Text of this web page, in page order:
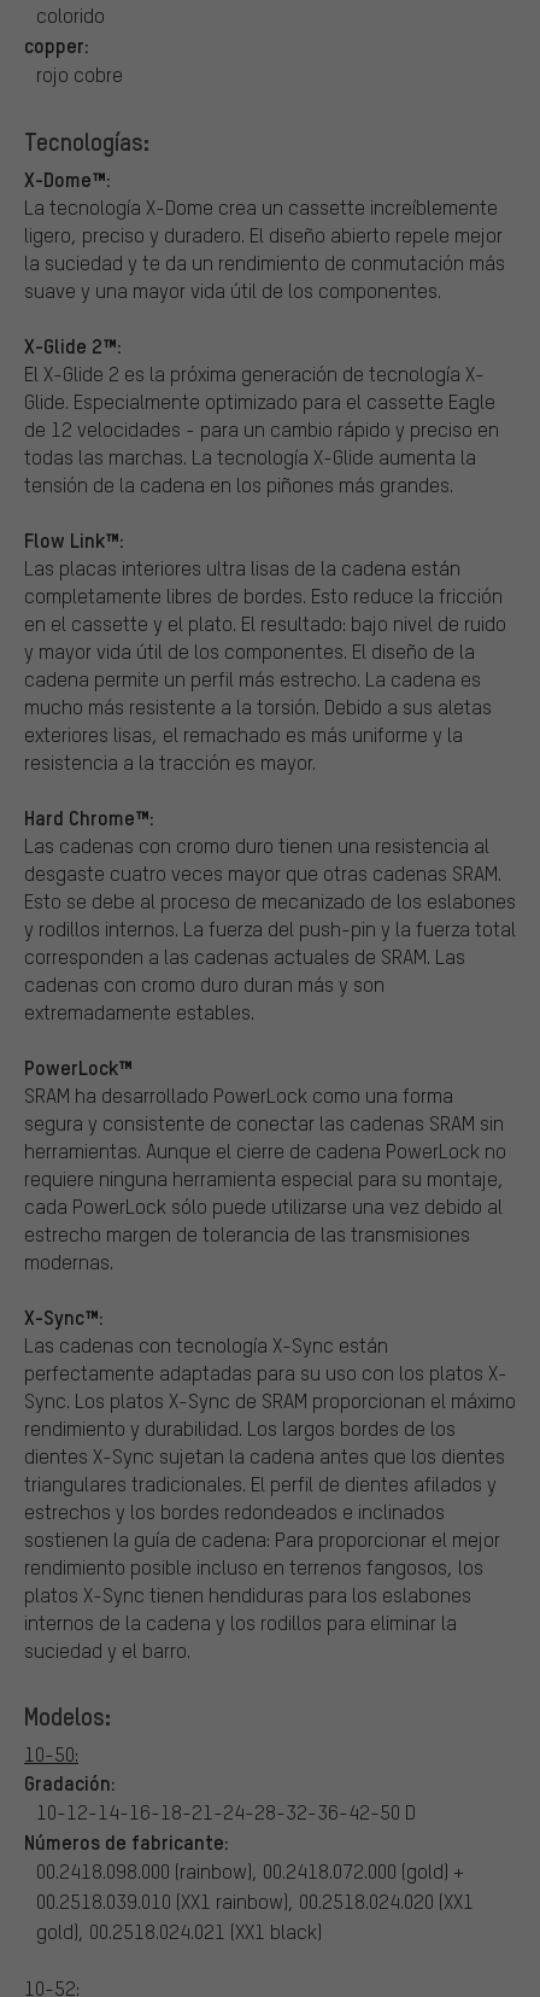
colorido
copper:
rojo cobre
Tecnologías:
X-Dome™:
La tecnología X-Dome crea un cassette increíblemente
ligero, preciso y duradero. El diseño abierto repele mejor
la suciedad y te da un rendimiento de conmutación más
suave y una mayor vida útil de los componentes.
X-Glide 2™:
El X-Glide 2 es la próxima generación de tecnología X-
Glide. Especialmente optimizado para el cassette Eagle
de 12 velocidades - para un cambio rápido y preciso en
todas las marchas. La tecnología X-Glide aumenta la
tensión de la cadena en los piñones más grandes.
Flow Link™:
Las placas interiores ultra lisas de la cadena están
completamente libres de bordes. Esto reduce la fricción
en el cassette y el plato. El resultado: bajo nivel de ruido
y mayor vida útil de los componentes. El diseño de la
cadena permite un perfil más estrecho. La cadena es
mucho más resistente a la torsión. Debido a sus aletas
exteriores lisas, el remachado es más uniforme y la
resistencia a la tracción es mayor.
Hard Chrome™:
Las cadenas con cromo duro tienen una resistencia al
desgaste cuatro veces mayor que otras cadenas SRAM.
Esto se debe al proceso de mecanizado de los eslabones
y rodillos internos. La fuerza del push-pin y la fuerza total
corresponden a las cadenas actuales de SRAM. Las
cadenas con cromo duro duran más y son
extremadamente estables.
PowerLock™
SRAM ha desarrollado PowerLock como una forma
segura y consistente de conectar las cadenas SRAM sin
herramientas. Aunque el cierre de cadena PowerLock no
requiere ninguna herramienta especial para su montaje,
cada PowerLock sólo puede utilizarse una vez debido al
estrecho margen de tolerancia de las transmisiones
modernas.
X-Sync™:
Las cadenas con tecnología X-Sync están
perfectamente adaptadas para su uso con los platos X-
Sync. Los platos X-Sync de SRAM proporcionan el máximo
rendimiento y durabilidad. Los largos bordes de los
dientes X-Sync sujetan la cadena antes que los dientes
triangulares tradicionales. El perfil de dientes afilados y
estrechos y los bordes redondeados e inclinados
sostienen la guía de cadena: Para proporcionar el mejor
rendimiento posible incluso en terrenos fangosos, los
platos X-Sync tienen hendiduras para los eslabones
internos de la cadena y los rodillos para eliminar la
suciedad y el barro.
Modelos:
10-50:
Gradación:
10-12-14-16-18-21-24-28-32-36-42-50 D
Números de fabricante:
00.2418.098.000 (rainbow), 00.2418.072.000 (gold) +
00.2518.039.010 (XX1 rainbow), 00.2518.024.020 (XX1
gold), 00.2518.024.021 (XX1 black)
10-52: